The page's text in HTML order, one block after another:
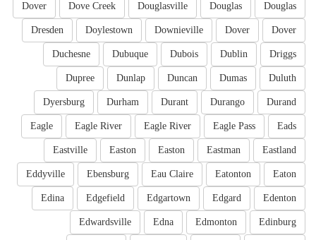
Douglas
Douglas
Douglasville
Dove Creek
Dover
Dover
Dover
Downieville
Doylestown
Dresden
Driggs
Dublin
Dubois
Dubuque
Duchesne
Duluth
Dumas
Duncan
Dunlap
Dupree
Durand
Durango
Durant
Durham
Dyersburg
Eads
Eagle Pass
Eagle River
Eagle River
Eagle
Eastland
Eastman
Easton
Easton
Eastville
Eaton
Eatonton
Eau Claire
Ebensburg
Eddyville
Edenton
Edgard
Edgartown
Edgefield
Edina
Edinburg
Edmonton
Edna
Edwardsville